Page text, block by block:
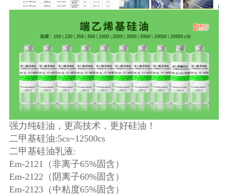
强力纯硅油，更高技术，更好硅油！
二甲基硅油:5cs~12500cs
二甲基硅油乳液:
Em-2121（非离子65%固含）
Em-2122（阴离子60%固含）
Em-2123（中粘度65%固含）